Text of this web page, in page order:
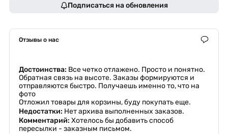
Подписаться на обновления
Отзывы о нас
Достоинства: Все четко отлажено. Просто и понятно.
Обратная связь на высоте. Заказы формируются и
отправляются быстро. Получаешь именно то, что на
фото
Отложил товары для корзины, буду покупать еще.
Недостатки: Нет архива выполненных заказов.
Комментарий: Хотелось бы добавить способ
пересылки - заказным письмом.